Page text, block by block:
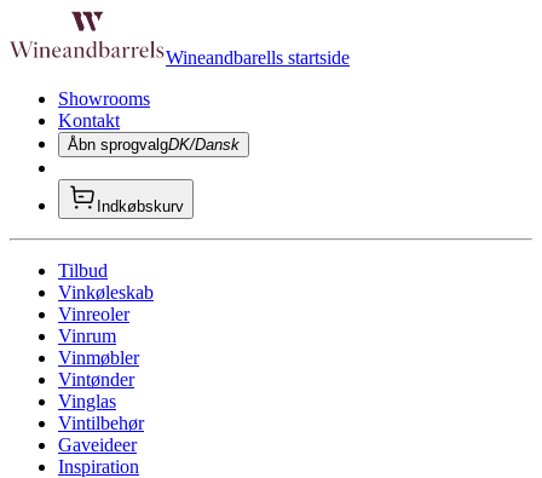
Wineandbarells startside
Showrooms
Kontakt
Åbn sprogvalgDK/Dansk
Indkøbskurv
Tilbud
Vinkøleskab
Vinreoler
Vinrum
Vinmøbler
Vintønder
Vinglas
Vintilbehør
Gaveideer
Inspiration